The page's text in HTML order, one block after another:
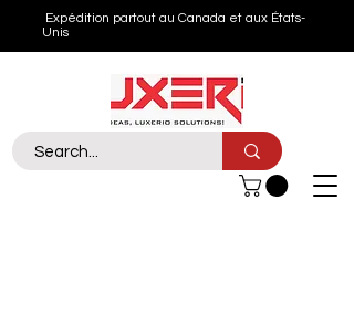
Expédition partout au Canada et aux États-
Unis